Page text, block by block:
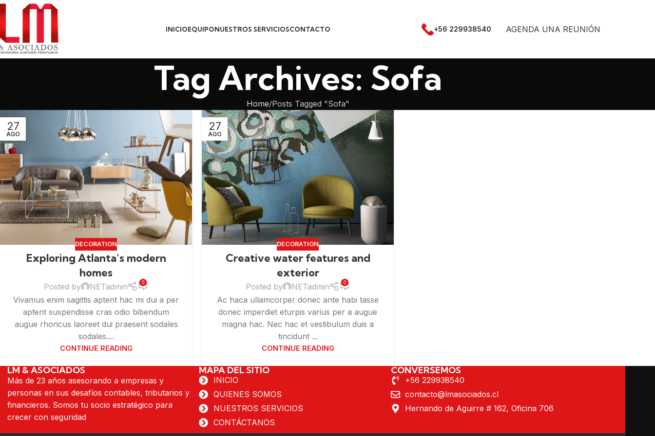
INICIOEQUIPONUESTROS SERVICIOSCONTACTO +56 229938540 AGENDA UNA REUNIÓN
Tag Archives: Sofa
Home Posts Tagged "Sofa"
27
AGO
DECORATION
Exploring Atlanta’s modern
homes
Posted by NETadmin 0
Vivamus enim sagittis aptent hac mi dui a per
aptent suspendisse cras odio bibendum
augue rhoncus laoreet dui praesent sodales
sodales....
CONTINUE READING
27
AGO
DECORATION
Creative water features and
exterior
Posted by NETadmin 0
Ac haca ullamcorper donec ante habi tasse
donec imperdiet eturpis varius per a augue
magna hac. Nec hac et vestibulum duis a
tincidunt ...
CONTINUE READING
LM & ASOCIADOS
Más de 23 años asesorando a empresas y
personas en sus desafíos contables, tributarios y
financieros. Somos tu socio estratégico para
crecer con seguridad
MAPA DEL SITIO
INICIO
QUIENES SOMOS
NUESTROS SERVICIOS
CONTÁCTANOS
CONVERSEMOS
+56 229938540
contacto@lmasociados.cl
Hernando de Aguirre # 162, Oficina 706